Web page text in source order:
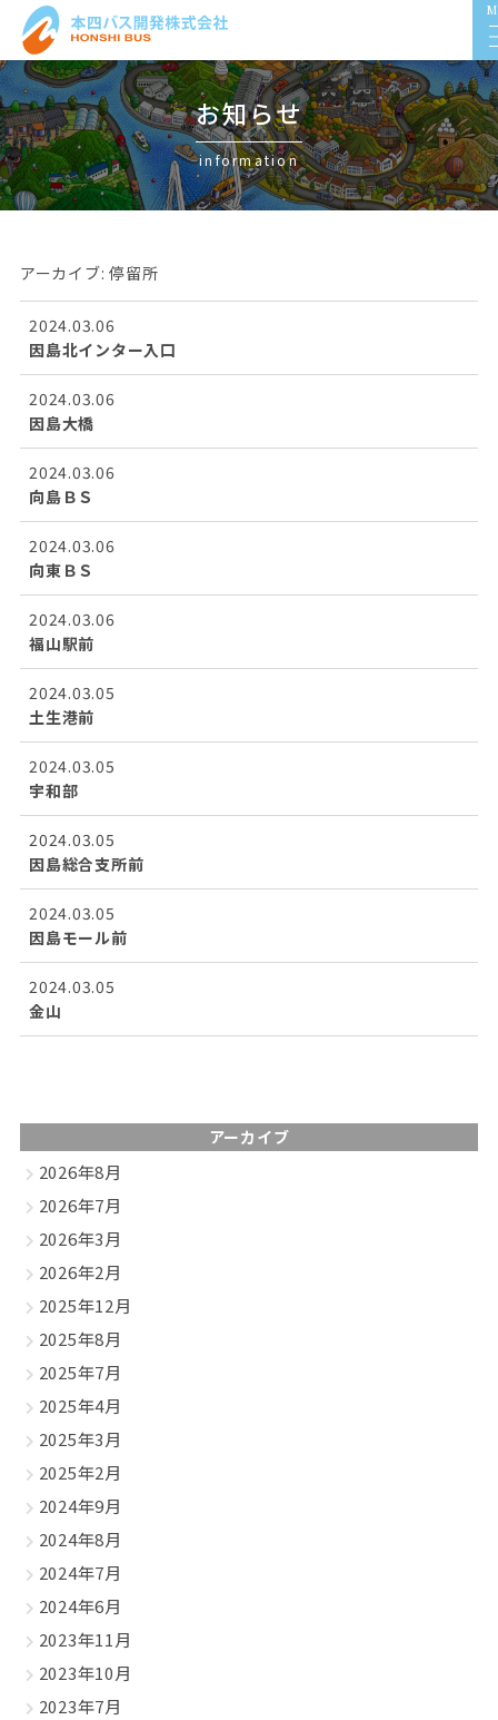
お知らせ
information
アーカイブ:停留所
2024.03.06
因島北インター入口
2024.03.06
因島大橋
2024.03.06
向島ＢＳ
2024.03.06
向東ＢＳ
2024.03.06
福山駅前
2024.03.05
土生港前
2024.03.05
宇和部
2024.03.05
因島総合支所前
2024.03.05
因島モール前
2024.03.05
金山
アーカイブ
2026年8月
2026年7月
2026年3月
2026年2月
2025年12月
2025年8月
2025年7月
2025年4月
2025年3月
2025年2月
2024年9月
2024年8月
2024年7月
2024年6月
2023年11月
2023年10月
2023年7月